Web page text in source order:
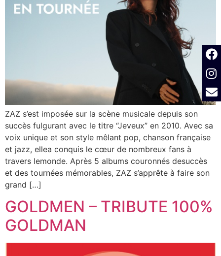
ZAZ s’est imposée sur la scène musicale depuis son
succès fulgurant avec le titre “Jeveux” en 2010. Avec sa
voix unique et son style mêlant pop, chanson française
et jazz, ellea conquis le cœur de nombreux fans à
travers lemonde. Après 5 albums couronnés desuccès
et des tournées mémorables, ZAZ s’apprête à faire son
grand […]
GOLDMEN – TRIBUTE 100%
GOLDMAN